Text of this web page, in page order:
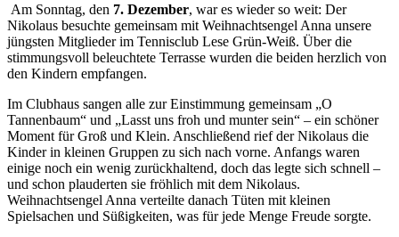
Am Sonntag, den 7. Dezember, war es wieder so weit: Der
Nikolaus besuchte gemeinsam mit Weihnachtsengel Anna unsere
jüngsten Mitglieder im Tennisclub Lese Grün-Weiß. Über die
stimmungsvoll beleuchtete Terrasse wurden die beiden herzlich von
den Kindern empfangen.
Im Clubhaus sangen alle zur Einstimmung gemeinsam „O
Tannenbaum“ und „Lasst uns froh und munter sein“ – ein schöner
Moment für Groß und Klein. Anschließend rief der Nikolaus die
Kinder in kleinen Gruppen zu sich nach vorne. Anfangs waren
einige noch ein wenig zurückhaltend, doch das legte sich schnell –
und schon plauderten sie fröhlich mit dem Nikolaus.
Weihnachtsengel Anna verteilte danach Tüten mit kleinen
Spielsachen und Süßigkeiten, was für jede Menge Freude sorgte.